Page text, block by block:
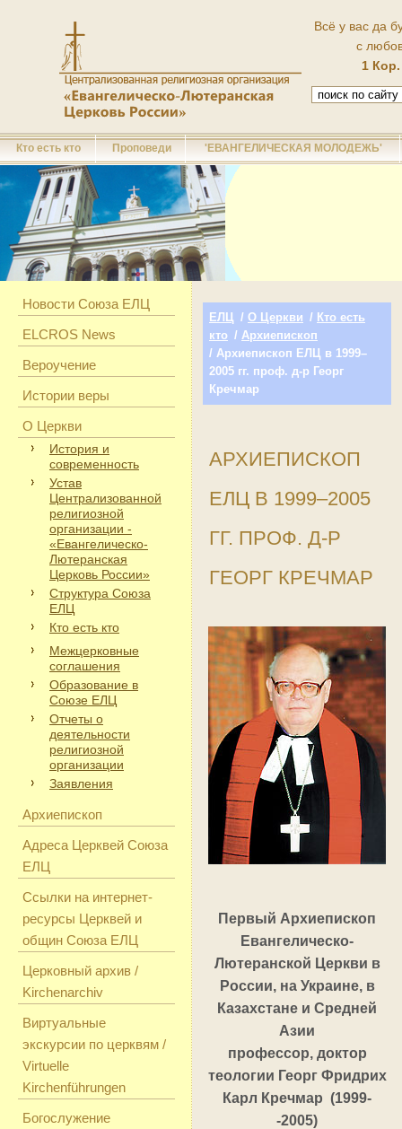
Всё у вас да
с
1
Кто есть кто Проповеди 'ЕВАНГЕЛИЧЕСКАЯ МОЛОДЕЖЬ'
Новости Союза ЕЛЦ
ELCROS News
Вероучение
Истории веры
О Церкви
История и
современность
Устав
Централизованной
религиозной
организации -
«Евангелическо-
Лютеранская
Церковь России»
Структура Союза
ЕЛЦ
Кто есть кто
Межцерковные
соглашения
Образование в
Союзе ЕЛЦ
Отчеты о
деятельности
религиозной
организации
Заявления
Архиепископ
Адреса Церквей Союза
ЕЛЦ
Ссылки на интернет-
ресурсы Церквей и
общин Союза ЕЛЦ
Церковный архив /
Kirchenarchiv
Виртуальные
экскурсии по церквям /
Virtuelle
Kirchenführungen
Богослужение
ЕЛЦ / О Церкви / Кто есть
кто / Архиепископ
/ Архиепископ ЕЛЦ в 1999–
2005 гг. проф. д-р Георг
Кречмар
АРХИЕПИСКОП
ЕЛЦ В 1999–2005
ГГ. ПРОФ. Д-Р
ГЕОРГ КРЕЧМАР
Первый Архиепископ
Евангелическо-
Лютеранской Церкви в
России, на Украине, в
Казахстане и Средней
Азии
профессор, доктор
теологии Георг Фридрих
Карл Кречмар (1999-
-2005)